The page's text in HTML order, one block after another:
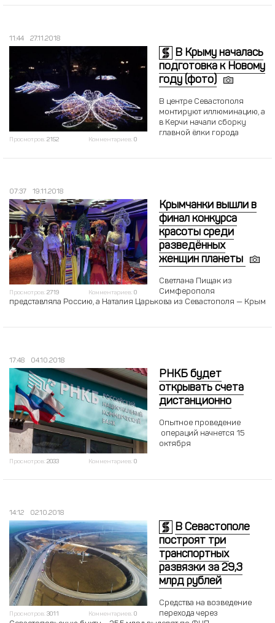
11:44 27.11.2018
Просмотров: 2152 Комментариев: 0
В Крыму началась
подготовка к Новому
году (фото)
В центре Севастополя
монтируют иллюминацию, а
в Керчи начали сборку
главной ёлки города
07:37 19.11.2018
Просмотров: 2719 Комментариев: 0
Крымчанки вышли в
финал конкурса
красоты среди
разведённых
женщин планеты
Светлана Пищак из
Симферополя
представляла Россию, а Наталия Царькова из Севастополя — Крым
17:48 04.10.2018
Просмотров: 2033 Комментариев: 0
РНКБ будет
открывать счета
дистанционно
Опытное проведение
операций начнется 15
октября
14:12 02.10.2018
Просмотров: 3011 Комментариев: 0
В Севастополе
построят три
транспортных
развязки за 29,3
млрд рублей
Средства на возведение
перехода через